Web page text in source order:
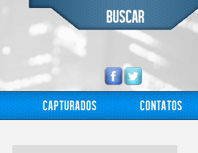
Capturados Contatos